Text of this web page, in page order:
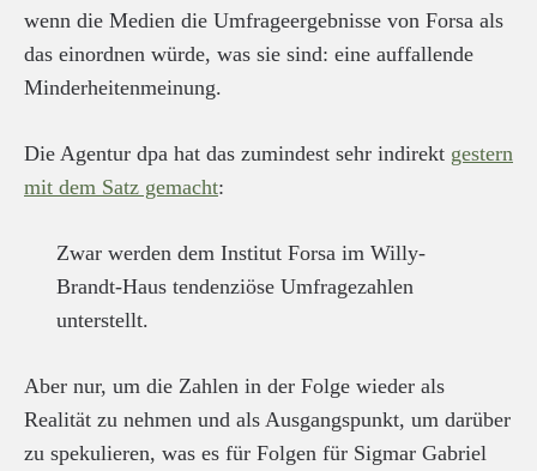
wenn die Medien die Umfrageergebnisse von Forsa als
das einordnen würde, was sie sind: eine auffallende
Minderheitenmeinung.
Die Agentur dpa hat das zumindest sehr indirekt gestern
mit dem Satz gemacht:
Zwar werden dem Institut Forsa im Willy-
Brandt-Haus tendenziöse Umfragezahlen
unterstellt.
Aber nur, um die Zahlen in der Folge wieder als
Realität zu nehmen und als Ausgangspunkt, um darüber
zu spekulieren, was es für Folgen für Sigmar Gabriel